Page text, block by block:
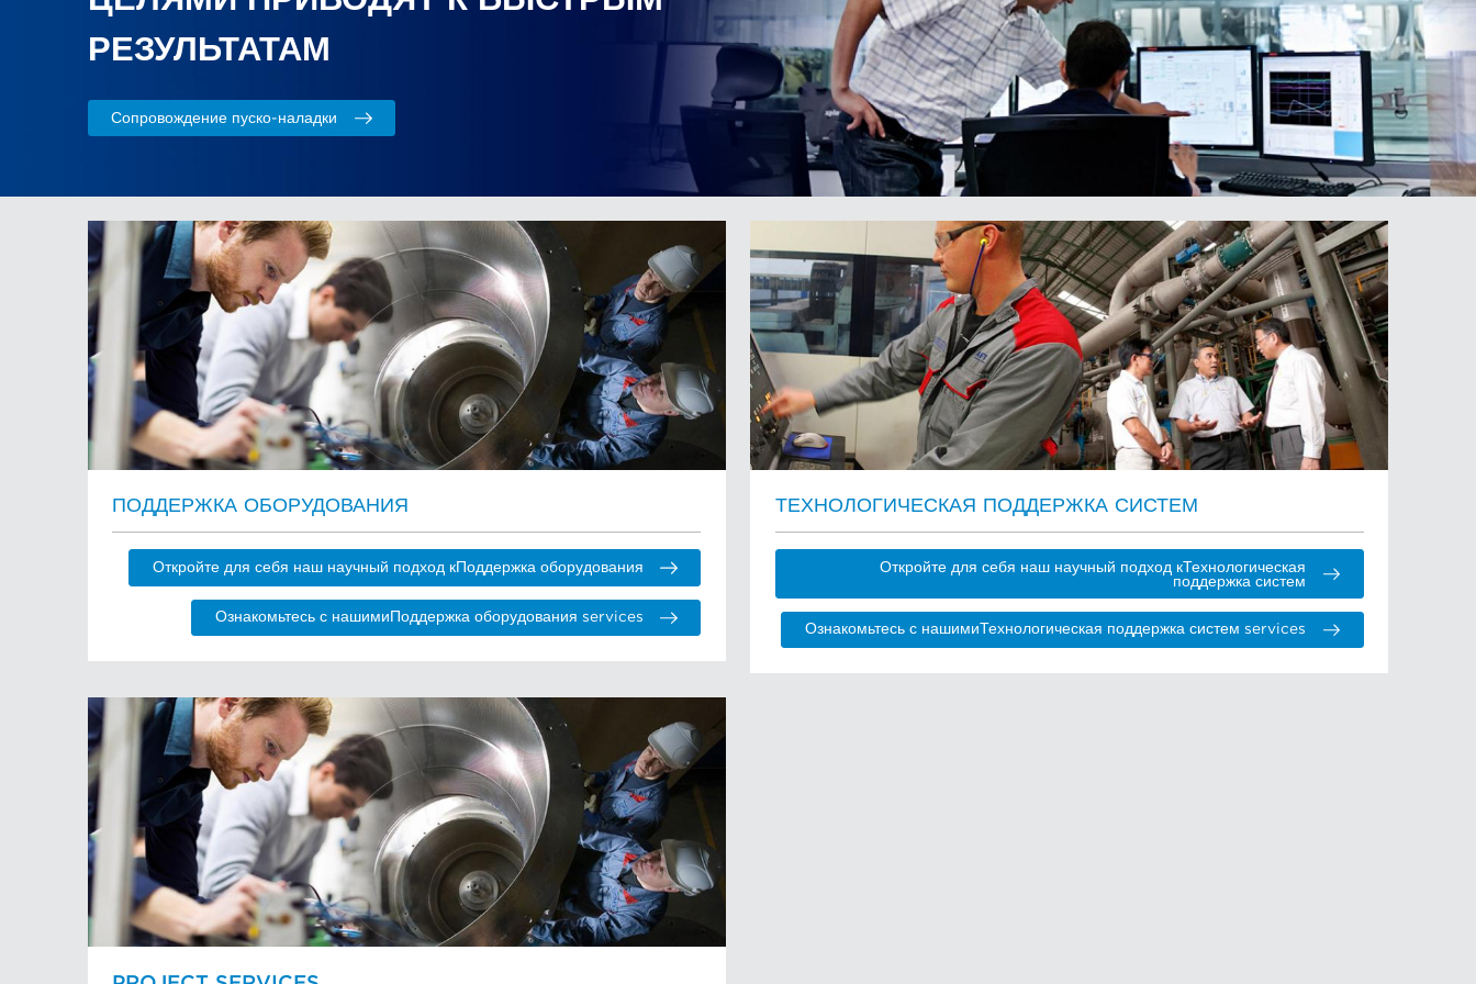
РЕЗУЛЬТАТАМ
Сопровождение пуско-наладки
ПОДДЕРЖКА ОБОРУДОВАНИЯ
Откройте для себя наш научный подход кПоддержка оборудования
Ознакомьтесь с нашимиПоддержка оборудования services
ТЕХНОЛОГИЧЕСКАЯ ПОДДЕРЖКА СИСТЕМ
Откройте для себя наш научный подход кТехнологическая
поддержка систем
Ознакомьтесь с нашимиТехнологическая поддержка систем services